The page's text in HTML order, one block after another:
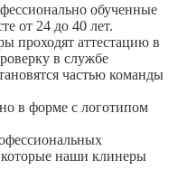
обученные
от 24 до 40 лет.
проходят аттестацию в
в службе
частью команды
в форме с логотипом
которые наши клинеры